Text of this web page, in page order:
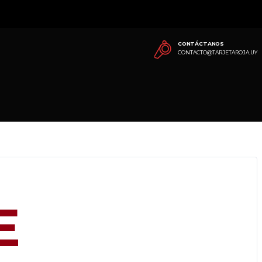
CONTÁCTANOS
CONTACTO@TARJETAROJA.UY